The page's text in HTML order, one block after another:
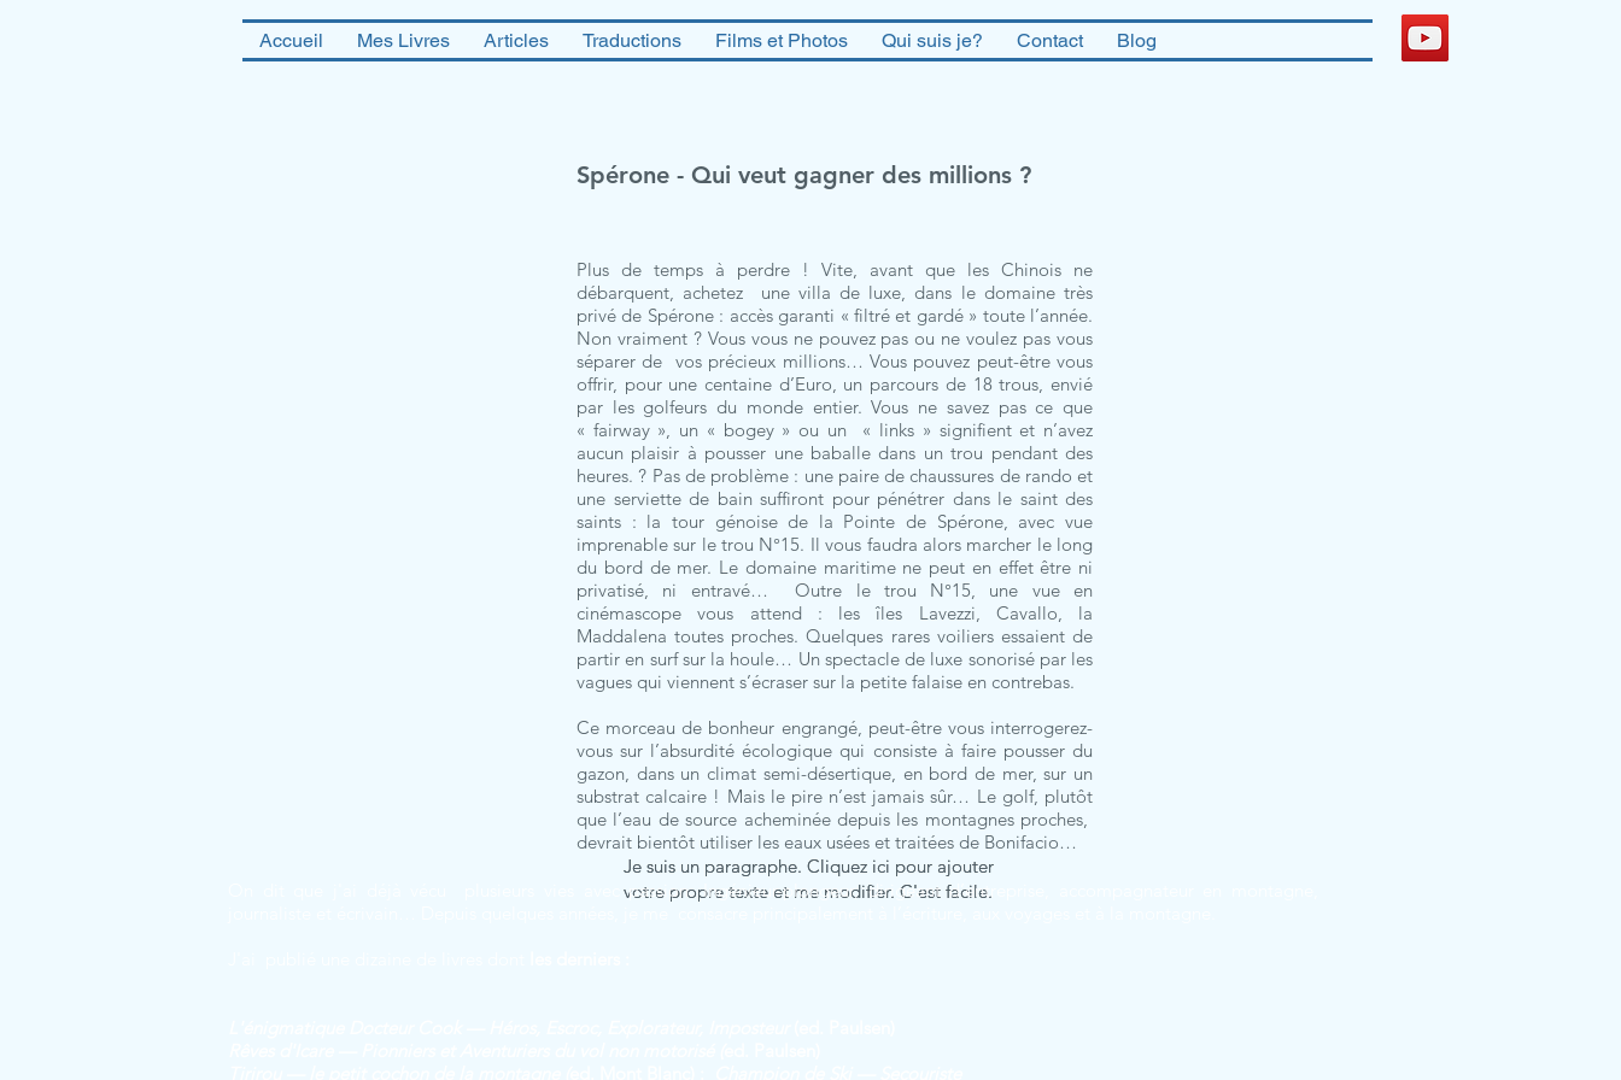
Accueil Mes Livres Articles Traductions Films et Photos Qui suis je? Contact Blog
Spérone - Qui veut gagner des millions ?
Plus de temps à perdre ! Vite, avant que les Chinois ne
débarquent, achetez une villa de luxe, dans le domaine très
privé de Spérone : accès garanti « filtré et gardé » toute l’année.
Non vraiment ? Vous vous ne pouvez pas ou ne voulez pas vous
séparer de vos précieux millions… Vous pouvez peut-être vous
offrir, pour une centaine d’Euro, un parcours de 18 trous, envié
par les golfeurs du monde entier. Vous ne savez pas ce que
« fairway », un « bogey » ou un « links » signifient et n’avez
aucun plaisir à pousser une baballe dans un trou pendant des
heures. ? Pas de problème : une paire de chaussures de rando et
une serviette de bain suffiront pour pénétrer dans le saint des
saints : la tour génoise de la Pointe de Spérone, avec vue
imprenable sur le trou N°15. Il vous faudra alors marcher le long
du bord de mer. Le domaine maritime ne peut en effet être ni
privatisé, ni entravé… Outre le trou N°15, une vue en
cinémascope vous attend : les îles Lavezzi, Cavallo, la
Maddalena toutes proches. Quelques rares voiliers essaient de
partir en surf sur la houle… Un spectacle de luxe sonorisé par les
vagues qui viennent s’écraser sur la petite falaise en contrebas.
Ce morceau de bonheur engrangé, peut-être vous interrogerez-
vous sur l’absurdité écologique qui consiste à faire pousser du
gazon, dans un climat semi-désertique, en bord de mer, sur un
substrat calcaire ! Mais le pire n’est jamais sûr… Le golf, plutôt
que l’eau de source acheminée depuis les montagnes proches,
devrait bientôt utiliser les eaux usées et traitées de Bonifacio…
Je suis un paragraphe. Cliquez ici pour ajouter
votre propre texte et me modifier. C'est facile.
Je suis un paragraphe. Cliquez ici pour ajouter
votre propre texte et me modifier. C'est facile.
On dit que j'ai déjà vécu plusieurs vies avec passion. Ingénieur-plongeur, dirigeant d’entreprise, accompagnateur en montagne,